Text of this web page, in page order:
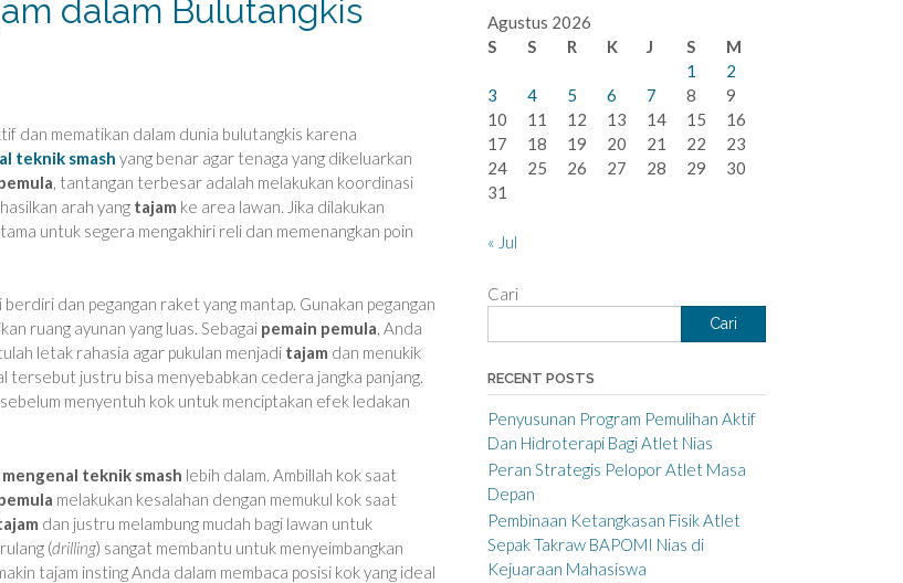
dalam Bulutangkis
dan mematikan dalam dunia bulutangkis karena
teknik smash yang benar agar tenaga yang dikeluarkan
, tantangan terbesar adalah melakukan koordinasi
arah yang tajam ke area lawan. Jika dilakukan
untuk segera mengakhiri reli dan memenangkan poin
berdiri dan pegangan raket yang mantap. Gunakan pegangan
ruang ayunan yang luas. Sebagai pemain pemula, Anda
letak rahasia agar pukulan menjadi tajam dan menukik
tersebut justru bisa menyebabkan cedera jangka panjang.
menyentuh kok untuk menciptakan efek ledakan
mengenal teknik smash lebih dalam. Ambillah kok saat
melakukan kesalahan dengan memukul kok saat
dan justru melambung mudah bagi lawan untuk
(drilling) sangat membantu untuk menyeimbangkan
tajam insting Anda dalam membaca posisi kok yang ideal
Agustus 2026
S
S R K J S
M
1
2
3
4 5 6 7 8
9
10
11 12 13 14 15
16
17
18 19 20 21 22
23
24
25 26 27 28 29
30
31
« Jul
Cari
Cari
RECENT POSTS
Penyusunan Program Pemulihan Aktif
Dan Hidroterapi Bagi Atlet Nias
Peran Strategis Pelopor Atlet Masa
Depan
Pembinaan Ketangkasan Fisik Atlet
Sepak Takraw BAPOMI Nias di
Kejuaraan Mahasiswa